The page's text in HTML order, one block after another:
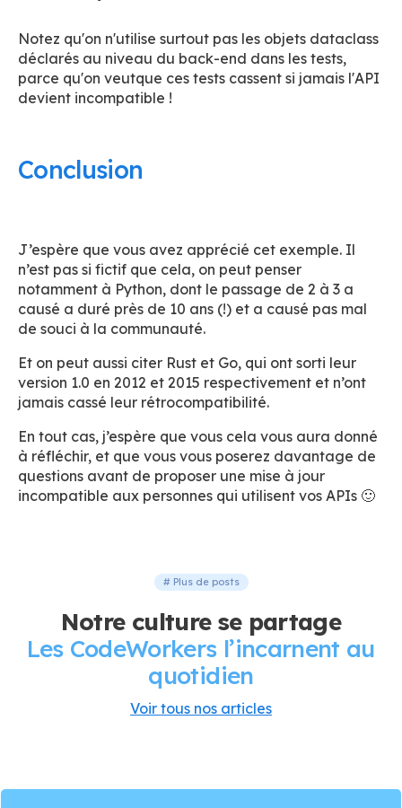
Notez qu'on n'utilise surtout pas les objets dataclass
déclarés au niveau du back-end dans les tests,
parce qu'on veutque ces tests cassent si jamais l'API
devient incompatible !
Conclusion
J’espère que vous avez apprécié cet exemple. Il
n’est pas si fictif que cela, on peut penser
notamment à Python, dont le passage de 2 à 3 a
causé a duré près de 10 ans (!) et a causé pas mal
de souci à la communauté.
Et on peut aussi citer Rust et Go, qui ont sorti leur
version 1.0 en 2012 et 2015 respectivement et n’ont
jamais cassé leur rétrocompatibilité.
En tout cas, j’espère que vous cela vous aura donné
à réfléchir, et que vous vous poserez davantage de
questions avant de proposer une mise à jour
incompatible aux personnes qui utilisent vos APIs 🙂
# Plus de posts
Notre culture se partage
Les CodeWorkers l’incarnent au
quotidien
Voir tous nos articles